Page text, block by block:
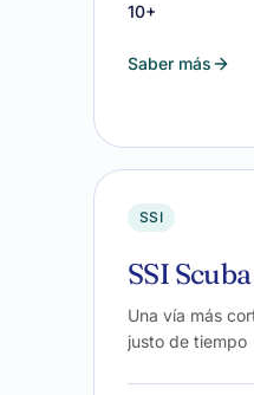
10+
Saber más
SSI
SSI
Una vía más
justo de tiempo